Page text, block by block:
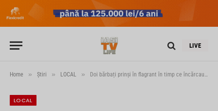
LIVE
Home » Știri » LOCAL » Doi bărbați prinși în flagrant în timp ce încărcau într-o dubă material utilizat la amenajarea trotuarelor
LOCAL